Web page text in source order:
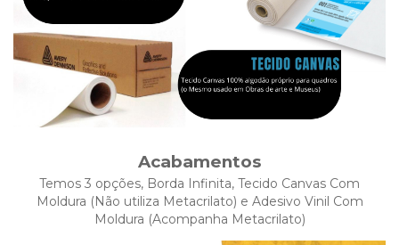
Acabamentos
Temos 3 opções, Borda Infinita, Tecido Canvas Com
Moldura (Não utiliza Metacrilato) e Adesivo Vinil Com
Moldura (Acompanha Metacrilato)